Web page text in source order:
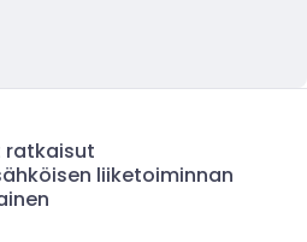
ratkaisut
liiketoiminnan